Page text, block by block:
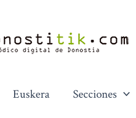
Euskera Secciones